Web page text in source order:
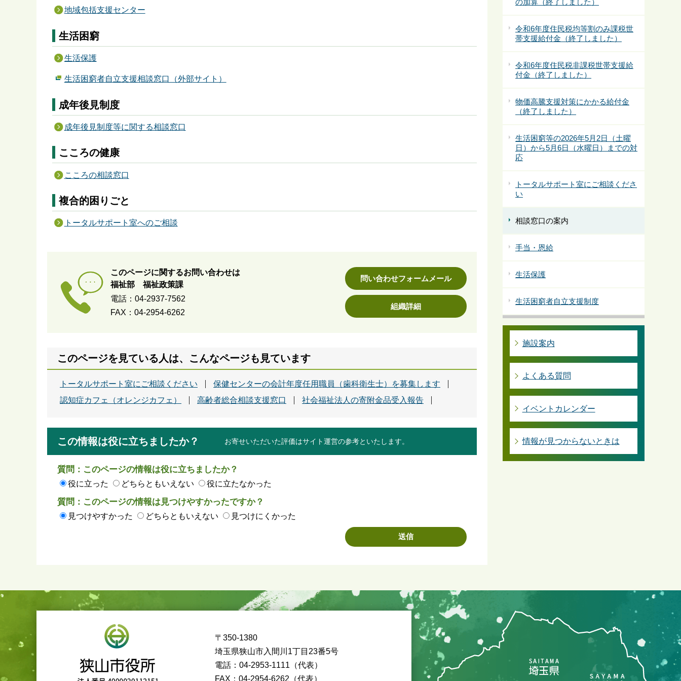
地域包括支援センター
生活困窮
生活保護
生活困窮者自立支援相談窓口（外部サイト）
成年後見制度
成年後見制度等に関する相談窓口
こころの健康
こころの相談窓口
複合的困りごと
トータルサポート室へのご相談
このページに関するお問い合わせは
福祉部 福祉政策課
電話：04-2937-7562
FAX：04-2954-6262
問い合わせフォームメール
組織詳細
このページを見ている人は、こんなページも見ています
トータルサポート室にご相談ください
保健センターの会計年度任用職員（歯科衛生士）を募集します
認知症カフェ（オレンジカフェ）
高齢者総合相談支援窓口 社会福祉法人の寄附金品受入報告
この情報は役に立ちましたか？ お寄せいただいた評価はサイト運営の参考といたします。
質問：このページの情報は役に立ちましたか？
役に立った どちらともいえない 役に立たなかった
質問：このページの情報は見つけやすかったですか？
見つけやすかった どちらともいえない 見つけにくかった
の加算（終了しました）
令和6年度住民税均等割のみ課税世
帯支援給付金（終了しました）
令和6年度住民税非課税世帯支援給
付金（終了しました）
物価高騰支援対策にかかる給付金
（終了しました）
生活困窮等の2026年5月2日（土曜
日）から5月6日（水曜日）までの対
応
トータルサポート室にご相談くださ
い
相談窓口の案内
手当・恩給
生活保護
生活困窮者自立支援制度
施設案内
よくある質問
イベントカレンダー
情報が見つからないときは
〒350-1380
埼玉県狭山市入間川1丁目23番5号
電話：04-2953-1111（代表）
FAX：04-2954-6262（代表）